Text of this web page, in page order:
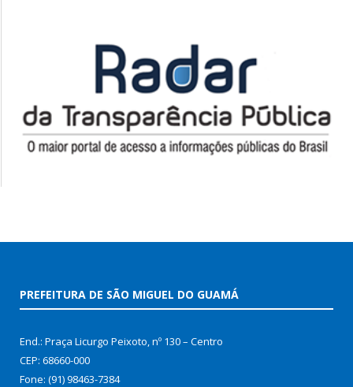
PREFEITURA DE SÃO MIGUEL DO GUAMÁ
End.: Praça Licurgo Peixoto, nº 130 – Centro
CEP: 68660-000
Fone: (91) 98463-7384